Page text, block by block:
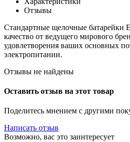
Отзывы
Стандартные щелочные батарейки
качество от ведущего мирового
удовлетворения ваших основных
электропитании.
Отзывы не найдены
Оставить отзыв на этот товар
Поделитесь мнением с другими
Написать отзыв
Возможно, вас это заинтересует